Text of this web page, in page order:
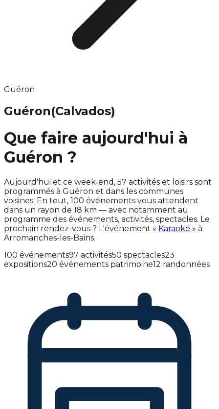
Guéron
Guéron(Calvados)
Que faire aujourd'hui à
Guéron ?
Aujourd'hui et ce week‑end, 57 activités et loisirs sont
programmés à Guéron et dans les communes
voisines. En tout, 100 événements vous attendent
dans un rayon de 18 km — avec notamment au
programme des événements, activités, spectacles. Le
prochain rendez-vous ? L'événement « Karaoké » à
Arromanches-les-Bains.
100 événements97 activités50 spectacles23
expositions20 événements patrimoine12 randonnées